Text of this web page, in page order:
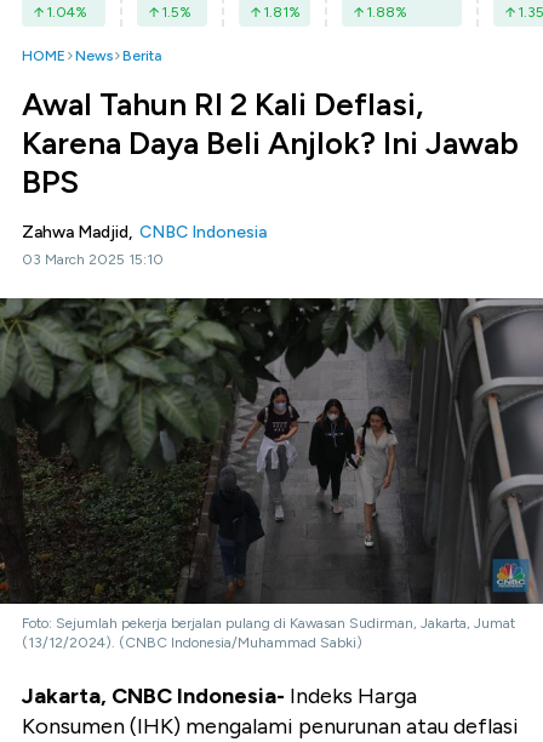
1.04% 1.5% 1.81% 1.88% 1.35
HOME News Berita
Awal Tahun RI 2 Kali Deflasi,
Karena Daya Beli Anjlok? Ini Jawab
BPS
Zahwa Madjid, CNBC Indonesia
03 March 2025 15:10
Foto: Sejumlah pekerja berjalan pulang di Kawasan Sudirman, Jakarta, Jumat
(13/12/2024). (CNBC Indonesia/Muhammad Sabki)
Jakarta, CNBC Indonesia- Indeks Harga
Konsumen (IHK) mengalami penurunan atau deflasi